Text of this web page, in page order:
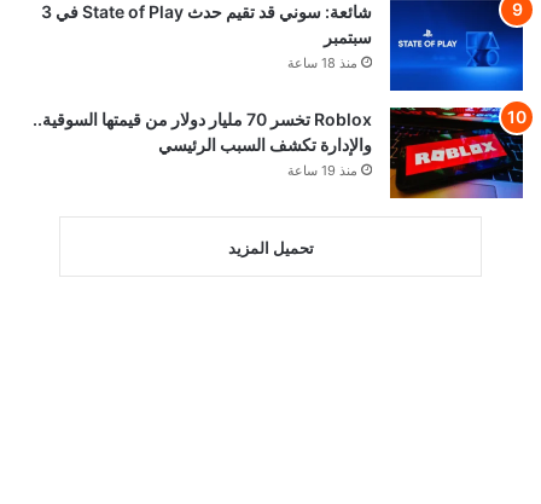
شائعة: سوني قد تقيم حدث State of Play في 3
سبتمبر
منذ 18 ساعة
Roblox تخسر 70 مليار دولار من قيمتها السوقية..
والإدارة تكشف السبب الرئيسي
منذ 19 ساعة
تحميل المزيد